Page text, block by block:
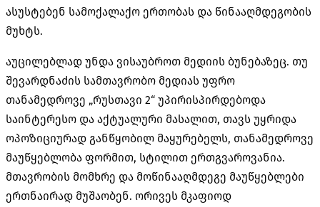
ასუსტებენ სამოქალაქო ერთობას და წინააღმდეგობის
მუხტს.
აუცილებლად უნდა ვისაუბროთ მედიის ბუნებაზეც. თუ
შევარდნაძის სამთავრობო მედიას უფრო
თანამედროვე „რუსთავი 2“ უპირისპირდებოდა
საინტერესო და აქტუალური მასალით, თავს უყრიდა
ოპოზიციურად განწყობილ მაყურებელს, თანამედროვე
მაუწყებლობა ფორმით, სტილით ერთგვაროვანია.
მთავრობის მომხრე და მოწინააღმდეგე მაუწყებლები
ერთნაირად მუშაობენ. ორივეს მკაფიოდ